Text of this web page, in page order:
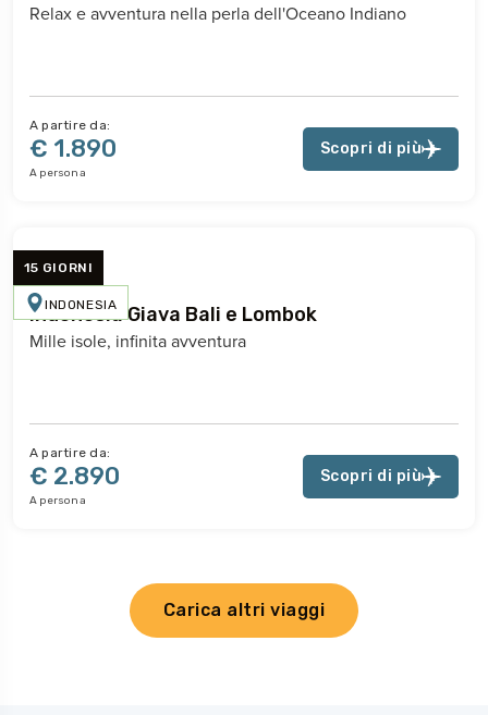
Relax e avventura nella perla dell'Oceano Indiano
A partire da:
€ 1.890
A persona
Scopri di più
15 GIORNI
INDONESIA
Indonesia Giava Bali e Lombok
Mille isole, infinita avventura
A partire da:
€ 2.890
A persona
Scopri di più
Carica altri viaggi